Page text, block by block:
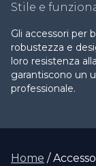
Stile e
Gli accessori per
robustezza e
loro resistenza
garantiscono un
professionale.
Home